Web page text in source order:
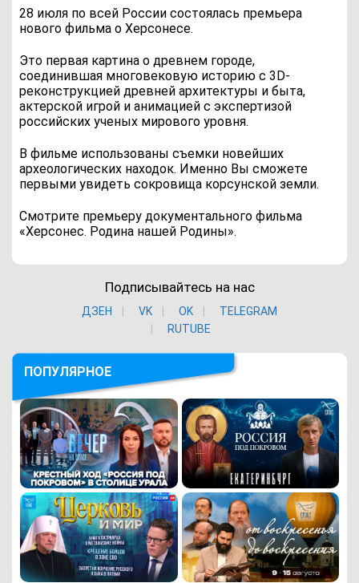
28 июля по всей России состоялась премьера
нового фильма о Херсонесе.
Это первая картина о древнем городе,
соединившая многовековую историю с 3D-
реконструкцией древней архитектуры и быта,
актерской игрой и анимацией с экспертизой
российских ученых мирового уровня.
В фильме использованы съемки новейших
археологических находок. Именно Вы сможете
первыми увидеть сокровища корсунской земли.
Смотрите премьеру документального фильма
«Херсонес. Родина нашей Родины».
Подписывайтесь на нас
ДЗЕН VK ОK
TELEGRAM
RUTUBE
ПОПУЛЯРНОЕ